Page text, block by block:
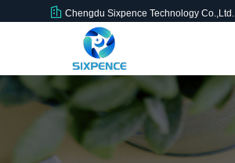
Chengdu Sixpence Technology Co.,Ltd.